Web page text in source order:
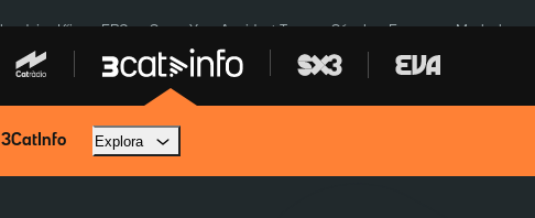
Kíiv ERC SpaceX Accident Tona Sánchez Europa Marlaska
3CatInfo Explora